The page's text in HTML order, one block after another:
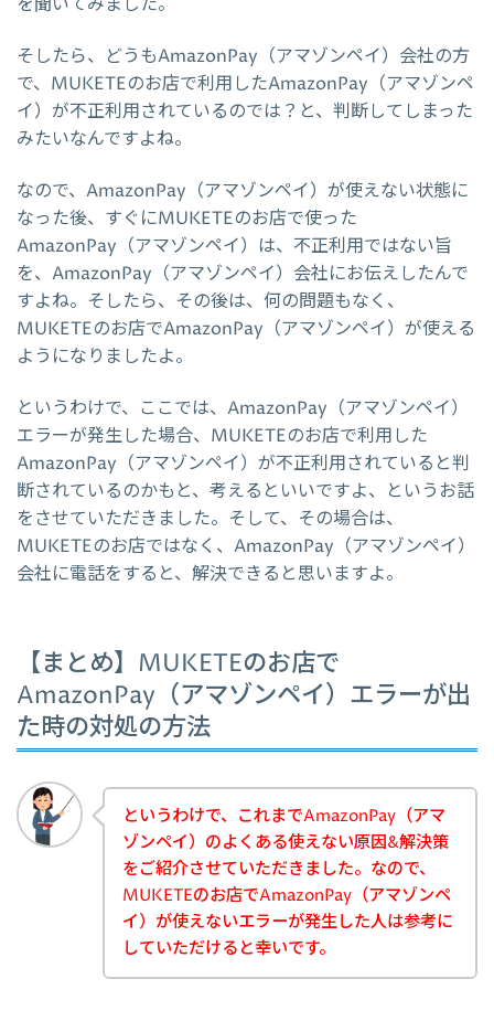
そしたら、どうもAmazonPay（アマゾンペイ）会社の方
で、MUKETEのお店で利用したAmazonPay（アマゾンペ
イ）が不正利用されているのでは？と、判断してしまった
みたいなんですよね。
なので、AmazonPay（アマゾンペイ）が使えない状態に
なった後、すぐにMUKETEのお店で使った
AmazonPay（アマゾンペイ）は、不正利用ではない旨
を、AmazonPay（アマゾンペイ）会社にお伝えしたんで
すよね。そしたら、その後は、何の問題もなく、
MUKETEのお店でAmazonPay（アマゾンペイ）が使える
ようになりましたよ。
というわけで、ここでは、AmazonPay（アマゾンペイ）
エラーが発生した場合、MUKETEのお店で利用した
AmazonPay（アマゾンペイ）が不正利用されていると判
断されているのかもと、考えるといいですよ、というお話
をさせていただきました。そして、その場合は、
MUKETEのお店ではなく、AmazonPay（アマゾンペイ）
会社に電話をすると、解決できると思いますよ。
【まとめ】MUKETEのお店で
AmazonPay（アマゾンペイ）エラーが出
た時の対処の方法
というわけで、これまでAmazonPay（アマ
ゾンペイ）のよくある使えない原因&解決策
をご紹介させていただきました。なので、
MUKETEのお店でAmazonPay（アマゾンペ
イ）が使えないエラーが発生した人は参考に
していただけると幸いです。